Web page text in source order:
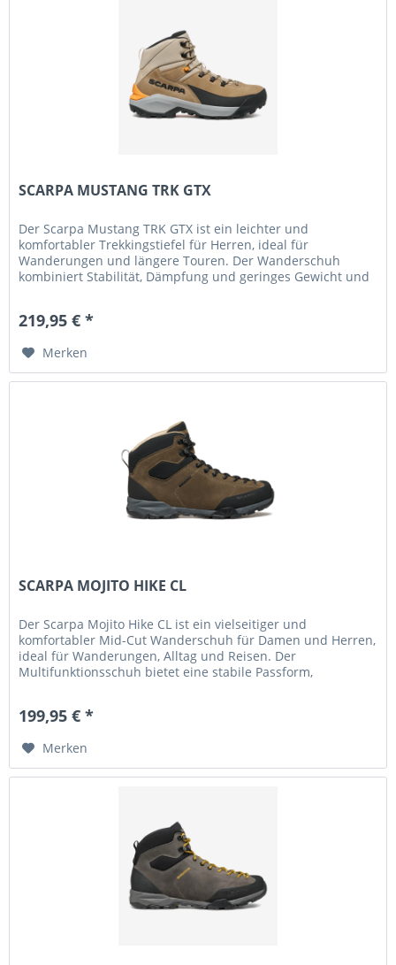
SCARPA MUSTANG TRK GTX
Der Scarpa Mustang TRK GTX ist ein leichter und
komfortabler Trekkingstiefel für Herren, ideal für
Wanderungen und längere Touren. Der Wanderschuh
kombiniert Stabilität, Dämpfung und geringes Gewicht und
219,95 € *
Merken
SCARPA MOJITO HIKE CL
Der Scarpa Mojito Hike CL ist ein vielseitiger und
komfortabler Mid-Cut Wanderschuh für Damen und Herren,
ideal für Wanderungen, Alltag und Reisen. Der
Multifunktionsschuh bietet eine stabile Passform,
199,95 € *
Merken